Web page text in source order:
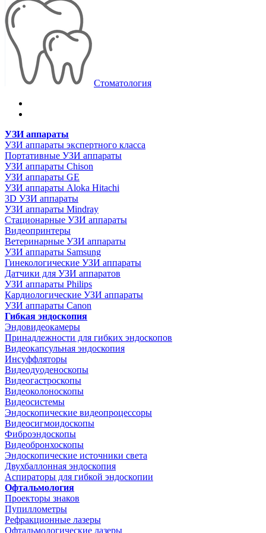
Стоматология
УЗИ аппараты
УЗИ аппараты экспертного класса
Портативные УЗИ аппараты
УЗИ аппараты Chison
УЗИ аппараты GE
УЗИ аппараты Aloka Hitachi
3D УЗИ аппараты
УЗИ аппараты Mindray
Стационарные УЗИ аппараты
Видеопринтеры
Ветеринарные УЗИ аппараты
УЗИ аппараты Samsung
Гинекологические УЗИ аппараты
Датчики для УЗИ аппаратов
УЗИ аппараты Philips
Кардиологические УЗИ аппараты
УЗИ аппараты Canon
Гибкая эндоскопия
Эндовидеокамеры
Принадлежности для гибких эндоскопов
Видеокапсульная эндоскопия
Инсуффляторы
Видеодуоденоскопы
Видеогастроскопы
Видеоколоноскопы
Видеосистемы
Эндоскопические видеопроцессоры
Видеосигмоидоскопы
Фиброэндоскопы
Видеобронхоскопы
Эндоскопические источники света
Двухбаллонная эндоскопия
Аспираторы для гибкой эндоскопии
Офтальмология
Проекторы знаков
Пупиллометры
Рефракционные лазеры
Офтальмологические лазеры